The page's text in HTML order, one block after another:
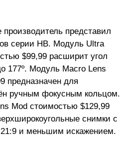
представил
серии HB. Модуль Ultra
$99,99 расширит угол
177º. Модуль Macro Lens
предназначен для
ручным фокусным кольцом.
Mod стоимостью $129,99
снимки с
и меньшим искажением.